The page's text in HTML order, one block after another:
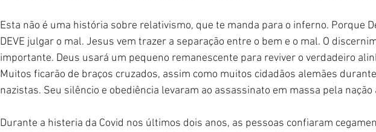
Esta não é uma história sobre relativismo, que te manda para o inferno. Porque
DEVE julgar o mal. Jesus vem trazer a separação entre o bem e o mal. O
importante. Deus usará um pequeno remanescente para reviver o verdadeiro
Muitos ficarão de braços cruzados, assim como muitos cidadãos alemães
nazistas. Seu silêncio e obediência levaram ao assassinato em massa pela nação
Durante a histeria da Covid nos últimos dois anos, as pessoas confiaram